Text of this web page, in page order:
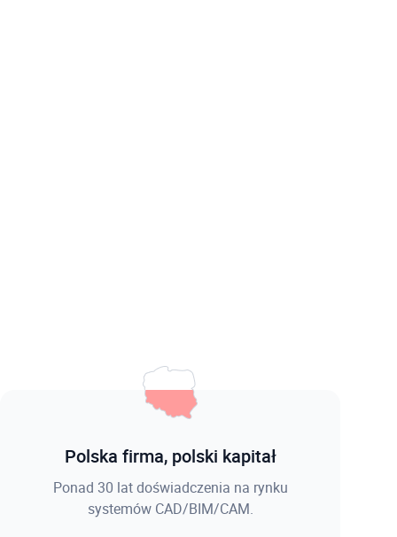
Polska firma, polski kapitał
Ponad 30 lat doświadczenia na rynku
systemów CAD/BIM/CAM.